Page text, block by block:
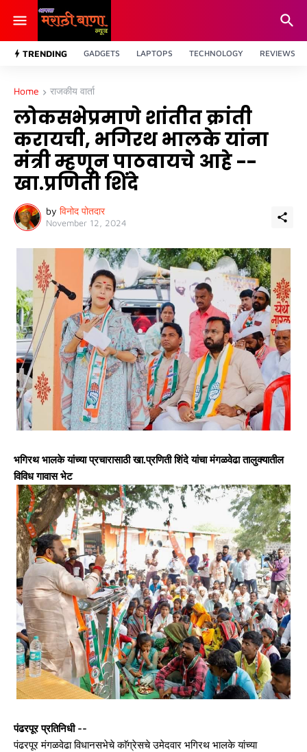
TRENDING GADGETS LAPTOPS TECHNOLOGY REVIEWS
Home राजकीय वार्ता
लोकसभेप्रमाणे शांतीत क्रांती
करायची, भगिरथ भालके यांना
मंत्री म्हणून पाठवायचे आहे --
खा.प्रणिती शिंदे
by विनोद पोतदार
November 12, 2024
भगिरथ भालके यांच्या प्रचारासाठी खा.प्रणिती शिंदे यांचा मंगळवेढा तालुक्यातील
विविध गावास भेट
पंढरपूर प्रतिनिधी --
पंढरपूर मंगळवेढा विधानसभेचे काॅग्रेसचे उमेदवार भगिरथ भालके यांच्या